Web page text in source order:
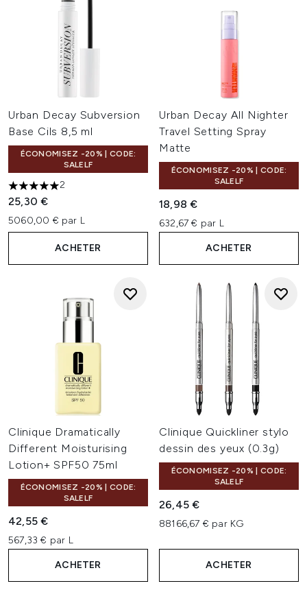
Urban Decay Subversion
Base Cils 8,5 ml
ÉCONOMISEZ -20% | CODE:
SALELF
5 étoiles sur un maximum de 5
2
25,30 €
5060,00 € par L
ACHETER
Urban Decay All Nighter
Travel Setting Spray
Matte
ÉCONOMISEZ -20% | CODE:
SALELF
18,98 €
632,67 € par L
ACHETER
Clinique Dramatically
Different Moisturising
Lotion+ SPF50 75ml
ÉCONOMISEZ -20% | CODE:
SALELF
42,55 €
567,33 € par L
ACHETER
Clinique Quickliner stylo
dessin des yeux (0.3g)
ÉCONOMISEZ -20% | CODE:
SALELF
26,45 €
88166,67 € par KG
ACHETER